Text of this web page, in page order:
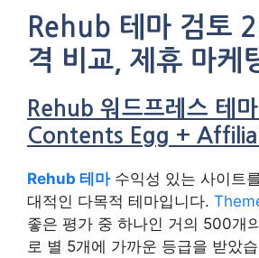
Rehub 테마 검토
격 비교, 제휴 마케
Rehub 워드프레스 테
Contents Egg +
Rehub 테마수익성 있는 사이트
대적인 다목적 테마입니다.
좋은 평가 중 하나인 거의 500개
로 별 5개에 가까운 등급을 받았